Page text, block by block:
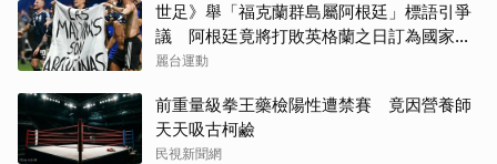
世足》舉「福克蘭群島屬阿根廷」標語引爭
議 阿根廷竟將打敗英格蘭之日訂為國家紀
念日
麗台運動
前重量級拳王藥檢陽性遭禁賽 竟因營養師
天天吸古柯鹼
民視新聞網